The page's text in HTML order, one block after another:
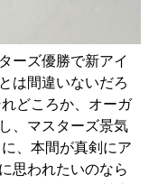
ーズ優勝で新アイ
は間違いないだろ
どころか、オーガ
、マスターズ景気
、本間が真剣にア
思われたいのなら